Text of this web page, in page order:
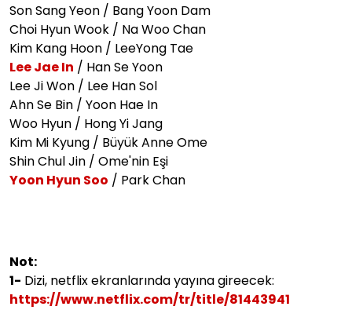
Son Sang Yeon / Bang Yoon Dam
Choi Hyun Wook / Na Woo Chan
Kim Kang Hoon / LeeYong Tae
Lee Jae In / Han Se Yoon
Lee Ji Won / Lee Han Sol
Ahn Se Bin / Yoon Hae In
Woo Hyun / Hong Yi Jang
Kim Mi Kyung / Büyük Anne Ome
Shin Chul Jin / Ome'nin Eşi
Yoon Hyun Soo / Park Chan
Not:
1- Dizi, netflix ekranlarında yayına gireecek:
https://www.netflix.com/tr/title/81443941